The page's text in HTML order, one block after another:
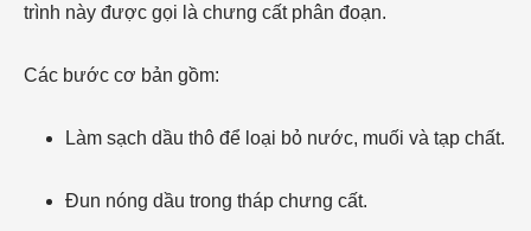
trình này được gọi là chưng cất phân đoạn.
Các bước cơ bản gồm:
Làm sạch dầu thô để loại bỏ nước, muối và tạp chất.
Đun nóng dầu trong tháp chưng cất.